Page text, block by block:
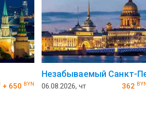
+ 650 BYN
Незабываемый Санкт-
06.08.2026, чт 362BYN